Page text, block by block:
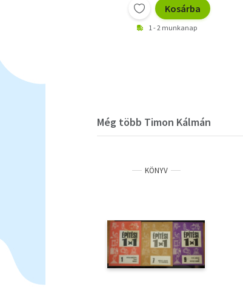
Kosárba
1 - 2 munkanap
Még több Timon Kálmán
KÖNYV